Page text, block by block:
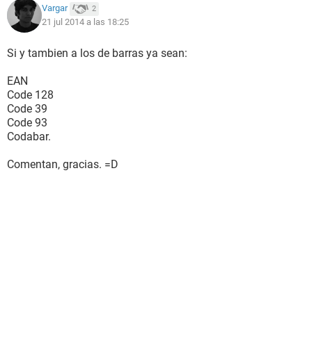
Vargar 2
21 jul 2014 a las 18:25
Si y tambien a los de barras ya sean:
EAN
Code 128
Code 39
Code 93
Codabar.
Comentan, gracias. =D